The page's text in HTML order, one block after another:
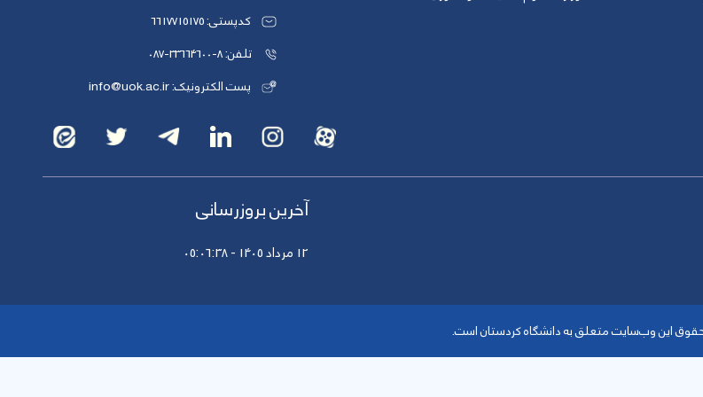
کدپستی: 6617715175
تلفن: 8-33664600-087
پست الکترونیک: info@uok.ac.ir
آخرین بروزرسانی
12 مرداد 1405 - 05:06:38
این وب‌سایت متعلق به دانشگاه کردستان است.